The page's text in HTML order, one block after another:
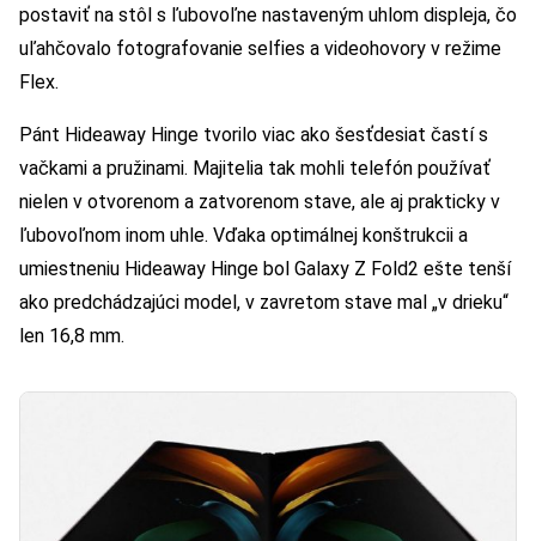
postaviť na stôl s ľubovoľne nastaveným uhlom displeja, čo
uľahčovalo fotografovanie selfies a videohovory v režime
Flex.
Pánt Hideaway Hinge tvorilo viac ako šesťdesiat častí s
vačkami a pružinami. Majitelia tak mohli telefón používať
nielen v otvorenom a zatvorenom stave, ale aj prakticky v
ľubovoľnom inom uhle. Vďaka optimálnej konštrukcii a
umiestneniu Hideaway Hinge bol Galaxy Z Fold2 ešte tenší
ako predchádzajúci model, v zavretom stave mal „v drieku“
len 16,8 mm.